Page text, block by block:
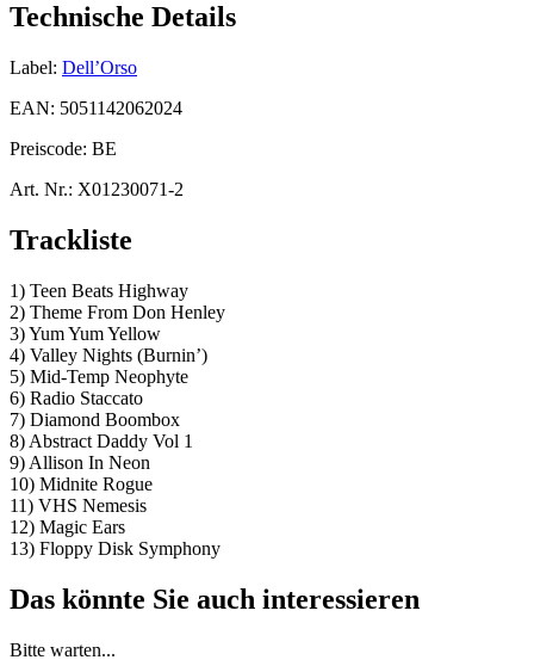
Technische Details
Label: Dell’Orso
EAN: 5051142062024
Preiscode: BE
Art. Nr.: X01230071-2
Trackliste
1) Teen Beats Highway
2) Theme From Don Henley
3) Yum Yum Yellow
4) Valley Nights (Burnin’)
5) Mid-Temp Neophyte
6) Radio Staccato
7) Diamond Boombox
8) Abstract Daddy Vol 1
9) Allison In Neon
10) Midnite Rogue
11) VHS Nemesis
12) Magic Ears
13) Floppy Disk Symphony
Das könnte Sie auch interessieren
Bitte warten...